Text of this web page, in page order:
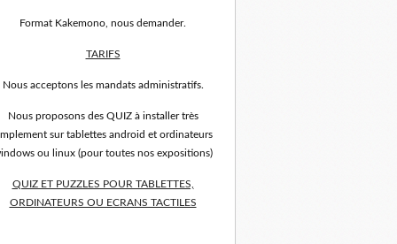
Format Kakemono, nous demander.
TARIFS
Nous acceptons les mandats administratifs.
Nous proposons des QUIZ à installer très
sur tablettes android et ordinateurs
ou linux (pour toutes nos expositions)
QUIZ ET PUZZLES POUR TABLETTES,
ORDINATEURS OU ECRANS TACTILES